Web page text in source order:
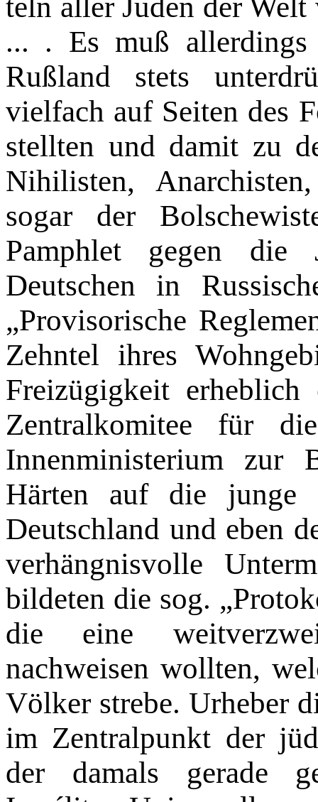
teln aller Juden der
... . Es muß
Rußland stets
vielfach auf Seiten des
stellten und damit zu
Nihilisten,
sogar der
Pamphlet gegen
Deutschen in
„Provisorische
Zehn­tel ihres
Freizügigkeit er­heblich
Zentralkomitee für
Innenministerium zur
Härten auf die junge
Deutschland und eben
verhäng­nisvolle
bildeten die sog.
die eine
nachweisen wollten,
Völker strebe. Urheber
im Zentralpunkt der
der damals gerade